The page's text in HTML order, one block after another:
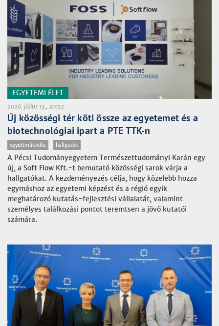
EGYETEMI ÉLET
2026. július 13., 20:52
Új közösségi tér köti össze az egyetemet és a
biotechnológiai ipart a PTE TTK-n
együttműködés hallgatók
A Pécsi Tudományegyetem Természettudományi Karán egy
új, a Soft Flow Kft.-t bemutató közösségi sarok várja a
hallgatókat. A kezdeményezés célja, hogy közelebb hozza
egymáshoz az egyetemi képzést és a régió egyik
meghatározó kutatás-fejlesztési vállalatát, valamint
személyes találkozási pontot teremtsen a jövő kutatói
számára.